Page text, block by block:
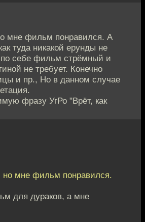
мне фильм понравился. А
туда никакой ерунды не
себе фильм стрёмный и
не требует. Конечно
и пр., Но в данном случае
фразу УгРо "Врёт, как
мне фильм понравился.
для дураков, а мне